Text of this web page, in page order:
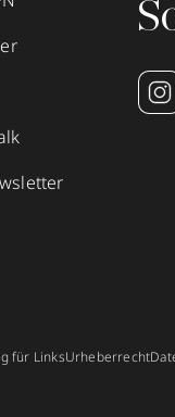
für LinksUrheberrecht